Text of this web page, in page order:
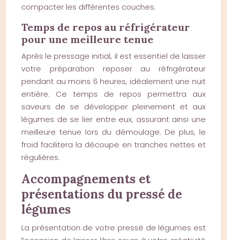
compacter les différentes couches.
Temps de repos au réfrigérateur
pour une meilleure tenue
Après le pressage initial, il est essentiel de laisser
votre préparation reposer au réfrigérateur
pendant au moins 6 heures, idéalement une nuit
entière. Ce temps de repos permettra aux
saveurs de se développer pleinement et aux
légumes de se lier entre eux, assurant ainsi une
meilleure tenue lors du démoulage. De plus, le
froid facilitera la découpe en tranches nettes et
régulières.
Accompagnements et
présentations du pressé de
légumes
La présentation de votre pressé de légumes est